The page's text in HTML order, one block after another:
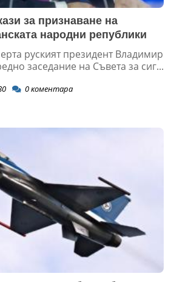
за признаване на
народни републики
руският президент Владимир
заседание на Съвета за сиг...
0коментара